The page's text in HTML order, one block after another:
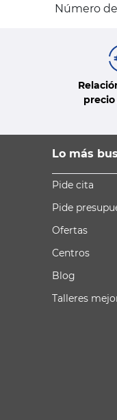
Número
precio
Lo más
Pide cita
Pide
Ofertas
Centros
Blog
Talleres